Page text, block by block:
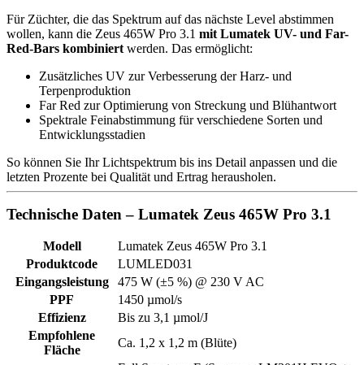
Für Züchter, die das Spektrum auf das nächste Level abstimmen
wollen, kann die Zeus 465W Pro 3.1 mit Lumatek UV- und Far-
Red-Bars kombiniert werden. Das ermöglicht:
Zusätzliches UV zur Verbesserung der Harz- und
Terpenproduktion
Far Red zur Optimierung von Streckung und Blühantwort
Spektrale Feinabstimmung für verschiedene Sorten und
Entwicklungsstadien
So können Sie Ihr Lichtspektrum bis ins Detail anpassen und die
letzten Prozente bei Qualität und Ertrag herausholen.
Technische Daten – Lumatek Zeus 465W Pro 3.1
Modell
Lumatek Zeus 465W Pro 3.1
Produktcode
LUMLED031
Eingangsleistung
475 W (±5 %) @ 230 V AC
PPF
1450 µmol/s
Effizienz
Bis zu 3,1 µmol/J
Empfohlene
Fläche
Ca. 1,2 x 1,2 m (Blüte)